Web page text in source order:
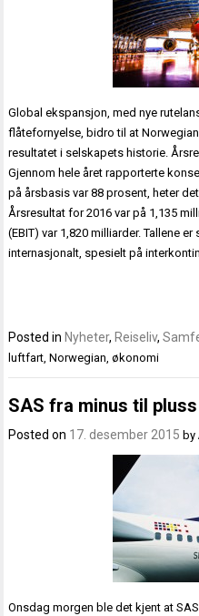
Global ekspansjon, med nye
flåtefornyelse, bidro til at
resultatet i selskapets historie.
Gjennom hele året rapporterte
på årsbasis var 88 prosent, heter
Årsresultat for 2016 var på 1,135
(EBIT) var 1,820 milliarder. Tallene
internasjonalt, spesielt på
Posted in Nyheter, Reiseliv,
luftfart ,Norwegian ,økonomi
SAS fra minus til pluss
Posted on 17. desember 2015 by
Onsdag morgen ble det kjent at